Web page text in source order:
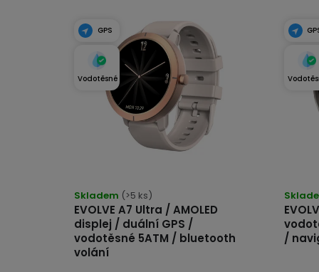
GPS
Vodotěsné
EVOLVE A7 Ultra / AMOLED
displej / duální GPS /
vodotěsné 5ATM / bluetooth
volání
hodnocení
produktu
je
4,9
Skladem (>5 ks)
/